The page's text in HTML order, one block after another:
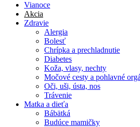
Vianoce
Akcia
Zdravie
Alergia
Bolesť
Chrípka a prechladnutie
Diabetes
Koža, vlasy, nechty
Močové cesty a pohlavné
Oči, uši, ústa, nos
Trávenie
Matka a dieťa
Bábätká
Budúce mamičky